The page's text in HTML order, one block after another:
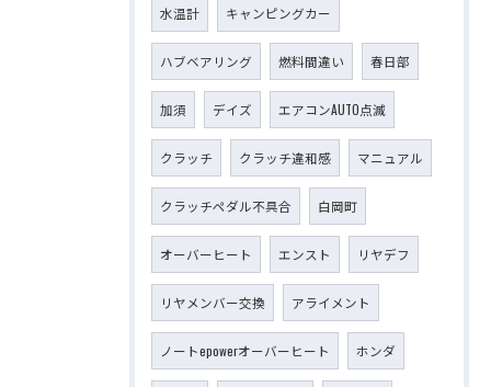
水温計 キャンピングカー
ハブベアリング 燃料間違い 春日部
加須 デイズ エアコンAUTO点滅
クラッチ クラッチ違和感 マニュアル
クラッチペダル不具合 白岡町
オーバーヒート エンスト リヤデフ
リヤメンバー交換 アライメント
ノートepowerオーバーヒート ホンダ